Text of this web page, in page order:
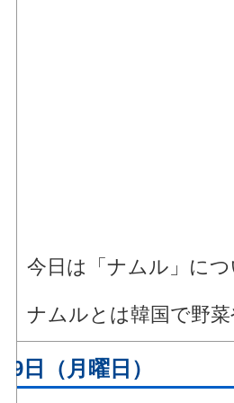
今日は「ナムル」につ
ナムルとは韓国で野
9日（月曜日）